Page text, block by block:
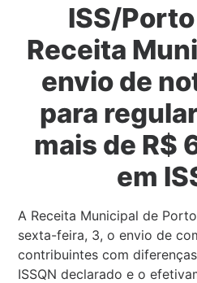
ISS/
Receita
envio de
para
mais de R$
em
A Receita Municipal de
sexta-feira, 3, o envio de
contribuintes com
ISSQN declarado e o